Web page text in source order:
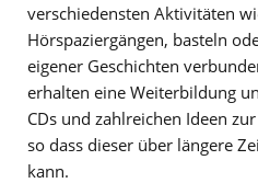
verschiedensten Aktivitäten
Hörspaziergängen, basteln
eigener Geschichten
erhalten eine Weiterbildung
CDs und zahlreichen Ideen
so dass dieser über längere
kann.